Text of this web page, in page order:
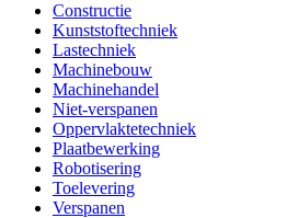
Constructie
Kunststoftechniek
Lastechniek
Machinebouw
Machinehandel
Niet-verspanen
Oppervlaktetechniek
Plaatbewerking
Robotisering
Toelevering
Verspanen